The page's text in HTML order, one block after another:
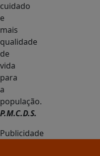
cuidado
e
mais
qualidade
de
vida
para
a
população.
P.M.C.D.S.
Publicidade